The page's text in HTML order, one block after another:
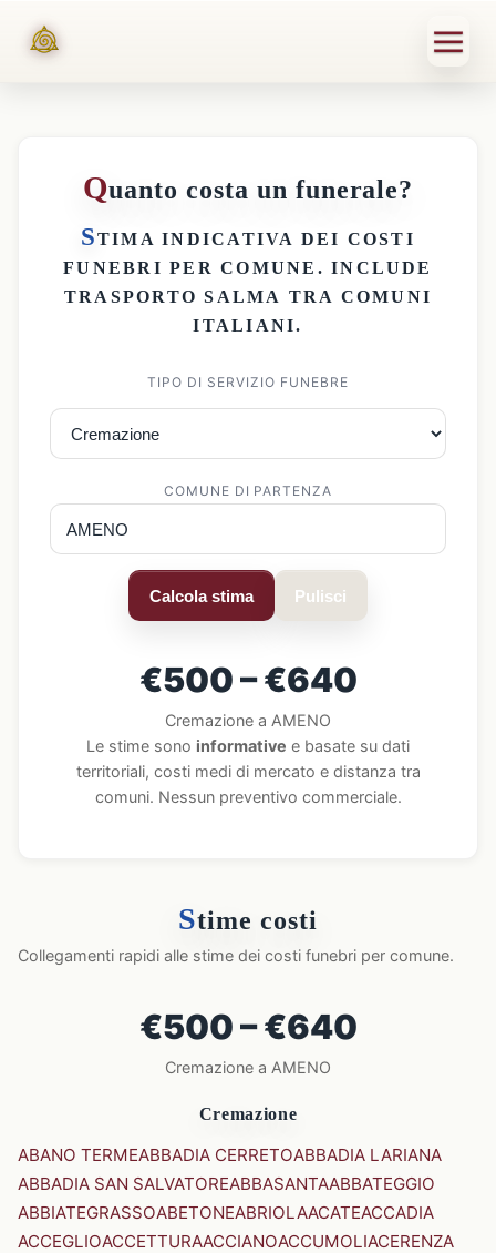
Quanto costa un funerale?
STIMA INDICATIVA DEI COSTI
FUNEBRI PER COMUNE . INCLUDE
TRASPORTO SALMA TRA COMUNI
ITALIANI.
TIPO DI SERVIZIO FUNEBRE
COMUNE DI PARTENZA
Calcola stima Pulisci
€500 – €640
Cremazione a AMENO
Le stime sono informative e basate su dati
territoriali, costi medi di mercato e distanza tra
comuni. Nessun preventivo commerciale.
Stime costi
Collegamenti rapidi alle stime dei costi funebri per comune.
€500 – €640
Cremazione a AMENO
Cremazione
ABANO TERMEABBADIA CERRETOABBADIA LARIANA
ABBADIA SAN SALVATOREABBASANTAABBATEGGIO
ABBIATEGRASSOABETONEABRIOLAACATEACCADIA
ACCEGLIOACCETTURAACCIANOACCUMOLIACERENZA